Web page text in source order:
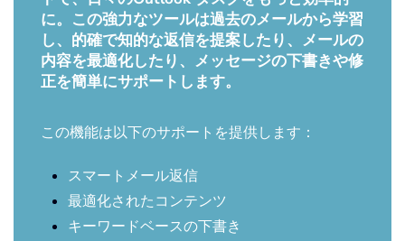
に。この強力なツールは過去のメールから学習
し、的確で知的な返信を提案したり、メールの
内容を最適化したり、メッセージの下書きや修
正を簡単にサポートします。
この機能は以下のサポートを提供します：
スマートメール返信
最適化されたコンテンツ
キーワードベースの下書き